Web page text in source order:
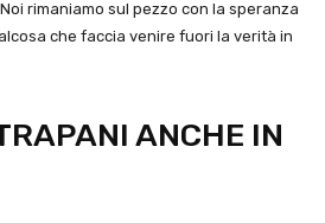
rimaniamo sul pezzo con la speranza
che faccia venire fuori la verità in
ANCHE IN